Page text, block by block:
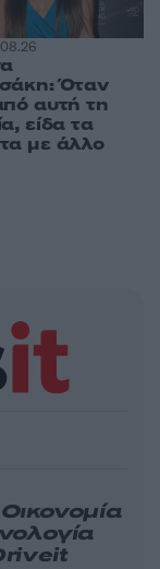
Όταν
αυτή τη
είδα τα
με άλλο
Οικονομία